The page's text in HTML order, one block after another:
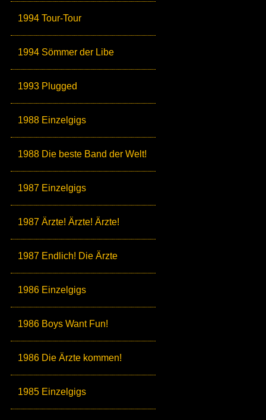
1994 Tour-Tour
1994 Sömmer der Libe
1993 Plugged
1988 Einzelgigs
1988 Die beste Band der Welt!
1987 Einzelgigs
1987 Ärzte! Ärzte! Ärzte!
1987 Endlich! Die Ärzte
1986 Einzelgigs
1986 Boys Want Fun!
1986 Die Ärzte kommen!
1985 Einzelgigs